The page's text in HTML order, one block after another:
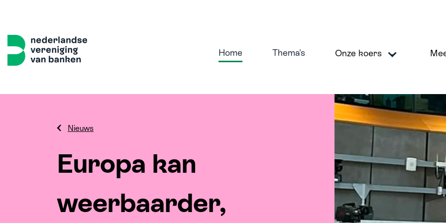
Home Thema's Onze koers
Sterk, veilig en betrouwbaar financieel systeem
Volledig duurzame economie
Samen werken aan inclusie en diversiteit
Nieuws
Europa kan
weerbaarder,